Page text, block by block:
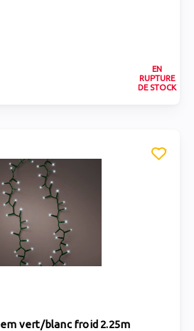
EN
RUPTURE
DE STOCK
vert/blanc froid 2.25m